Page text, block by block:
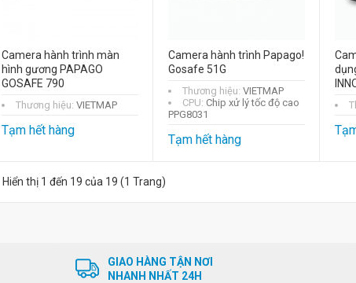
Camera hành trình màn
hình gương PAPAGO
GOSAFE 790
Thương hiệu: VIETMAP
Tạm hết hàng
Camera hành trình Papago!
Gosafe 51G
Thương hiệu: VIETMAP
CPU: Chip xử lý tốc độ cao
PPG8031
Tạm hết hàng
Hiển thị 1 đến 19 của 19 (1 Trang)
GIAO HÀNG TẬN NƠI
NHANH NHẤT 24H